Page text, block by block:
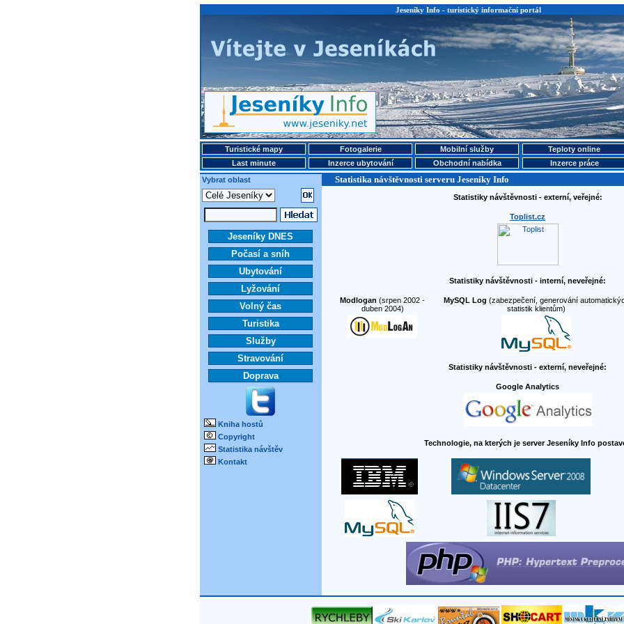
Jeseníky Info - turistický informační portál
Turistické mapy Fotogalerie Mobilní služby
Teploty online
Last minute
Inzerce ubytování Obchodní nabídka
Inzerce práce
Vybrat oblast
Statistika návštěvnosti serveru Jeseníky Info
Jeseníky DNES
Počasí a sníh
Ubytování
Lyžování
Volný čas
Turistika
Služby
Stravování
Doprava
Kniha hostů
Copyright
Statistika návštěv
Kontakt
Statistiky návštěvnosti - externí, veřejné:
Toplist.cz
Statistiky návštěvnosti - interní, neveřejné:
Modlogan (srpen 2002 -
duben 2004)
MySQL Log (zabezpečení, generování
statistik klientům)
Statistiky návštěvnosti - externí, neveřejné:
Google Analytics
Technologie, na kterých je server Jeseníky Info